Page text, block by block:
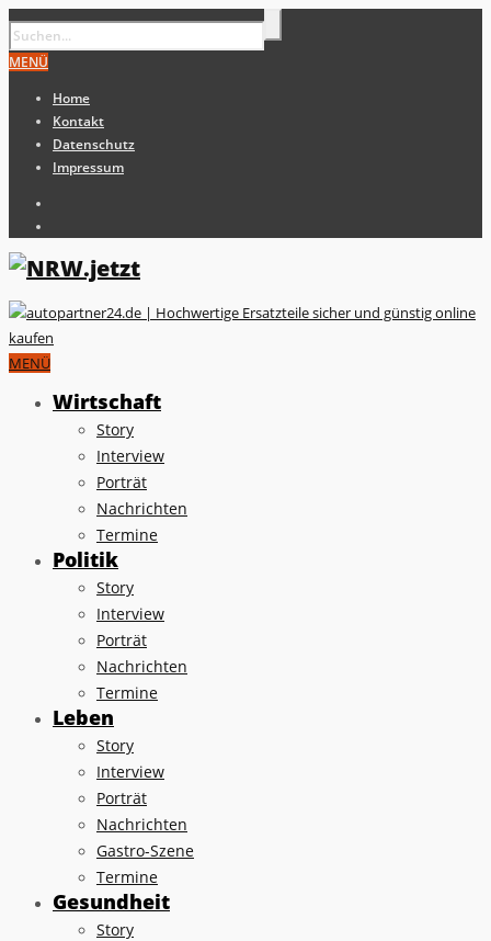
MENÜ
Home
Kontakt
Datenschutz
Impressum
MENÜ
Wirtschaft
Story
Interview
Porträt
Nachrichten
Termine
Politik
Story
Interview
Porträt
Nachrichten
Termine
Leben
Story
Interview
Porträt
Nachrichten
Gastro-Szene
Termine
Gesundheit
Story